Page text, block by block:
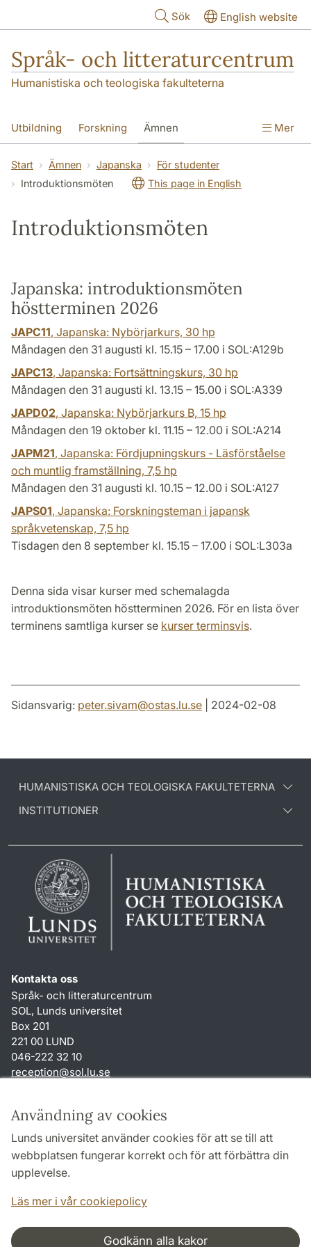
Användning av cookies
Lunds universitet använder cookies för att se till att
webbplatsen fungerar korrekt och för att förbättra din
upplevelse.
Läs mer i vår cookiepolicy
Godkänn alla kakor
Sök English website
Språk- och litteraturcentrum
Humanistiska och teologiska fakulteterna
Utbildning Forskning Ämnen
SOL-husen Kontakt Institutionen
översättning till svenska
Mer
Start Ämnen Japanska
För studenter
Introduktionsmöten
This page in English
Introduktionsmöten
Japanska: introduktionsmöten
höstterminen 2026
JAPC11, Japanska: Nybörjarkurs, 30 hp
Måndagen den 31 augusti kl. 15.15 – 17.00 i SOL:A129b
JAPC13, Japanska: Fortsättningskurs, 30 hp
Måndagen den 31 augusti kl. 13.15 – 15.00 i SOL:A339
JAPD02, Japanska: Nybörjarkurs B, 15 hp
Måndagen den 19 oktober kl. 11.15 – 12.00 i SOL:A214
JAPM21, Japanska: Fördjupningskurs - Läsförståelse
och muntlig framställning, 7,5 hp
Måndagen den 31 augusti kl. 10.15 – 12.00 i SOL:A127
JAPS01, Japanska: Forskningsteman i japansk
språkvetenskap, 7,5 hp
Tisdagen den 8 september kl. 15.15 – 17.00 i SOL:L303a
Denna sida visar kurser med schemalagda
introduktionsmöten höstterminen 2026. För en lista över
terminens samtliga kurser se kurser terminsvis.
Sidansvarig: peter.sivam@ostas.lu.se | 2024-02-08
HUMANISTISKA OCH TEOLOGISKA FAKULTETERNA
INSTITUTIONER
Kontakta oss
Språk- och litteraturcentrum
SOL, Lunds universitet
Box 201
221 00 LUND
046-222 32 10
reception@sol.lu.se
Genvägar
Om webbplatsen och cookies
Behandling av personuppgifter
Tillgänglighetsredogörelse